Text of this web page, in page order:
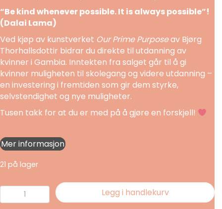
“Be kind whenever possible. It is always possible”!
(Dalai Lama)
Ved kjøp av kunstverket Our Prime Purposeav Bjørg
Thorhallsdottir bidrar du direkte til utdanning av
kvinner i Gambia. Inntekten fra salget går til å gi
kvinner muligheten til skolegang og videre utdanning –
en investering i fremtiden som gir dem styrke,
selvstendighet og nye muligheter.
Tusen takk for at du er med på å gjøre en forskjell!
Mer informasjon
21 på lager
Our
Prime
Legg i handlekurv